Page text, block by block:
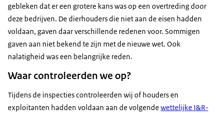
gebleken dat er een grotere kans was op een overtreding door
deze bedrijven. De dierhouders die niet aan de eisen hadden
voldaan, gaven daar verschillende redenen voor. Sommigen
gaven aan niet bekend te zijn met de nieuwe wet. Ook
nalatigheid was een belangrijke reden.
Waar controleerden we op?
Tijdens de inspecties controleerden wij of houders en
exploitanten hadden voldaan aan de volgende wettelijke I&R-